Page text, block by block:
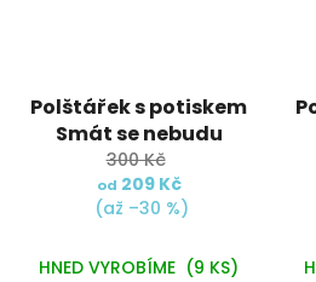
Polštářek s potiskem
Smát se nebudu
300 Kč
od 209 Kč
(až –30 %)
HNED VYROBÍME (9 KS)